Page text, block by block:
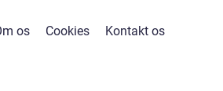
os Cookies Kontakt os